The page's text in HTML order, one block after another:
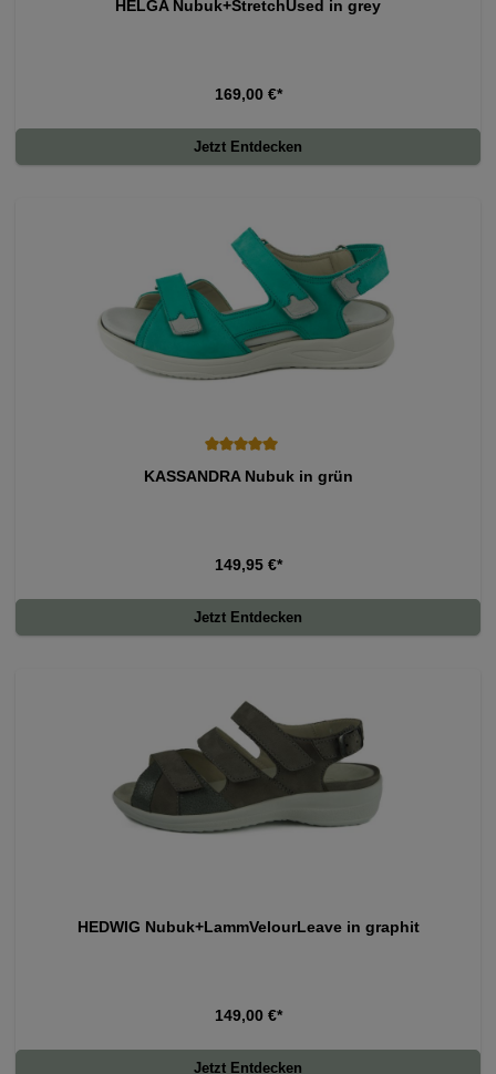
HELGA Nubuk+StretchUsed in grey
169,00 €*
Jetzt Entdecken
KASSANDRA Nubuk in grün
149,95 €*
Jetzt Entdecken
HEDWIG Nubuk+LammVelourLeave in graphit
149,00 €*
Jetzt Entdecken